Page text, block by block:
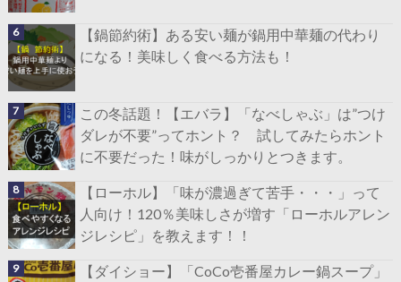
【鍋節約術】ある安い麺が鍋用中華麺の代わり
になる！美味しく食べる方法も！
この冬話題！【エバラ】「なべしゃぶ」は”つけ
ダレが不要”ってホント？ 試してみたらホント
に不要だった！味がしっかりとつきます。
【ローホル】「味が濃過ぎて苦手・・・」って
人向け！120％美味しさが増す「ローホルアレン
ジレシピ」を教えます！！
【ダイショー】「CoCo壱番屋カレー鍋スープ」